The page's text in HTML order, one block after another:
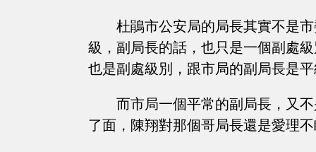
杜鵑市公安局的局長其實不是
級，副局長的話，也只是一個副處
也是副處級別，跟市局的副局長是
而市局一個平常的副局長，又
了面，陳翔對那個哥局長還是愛理